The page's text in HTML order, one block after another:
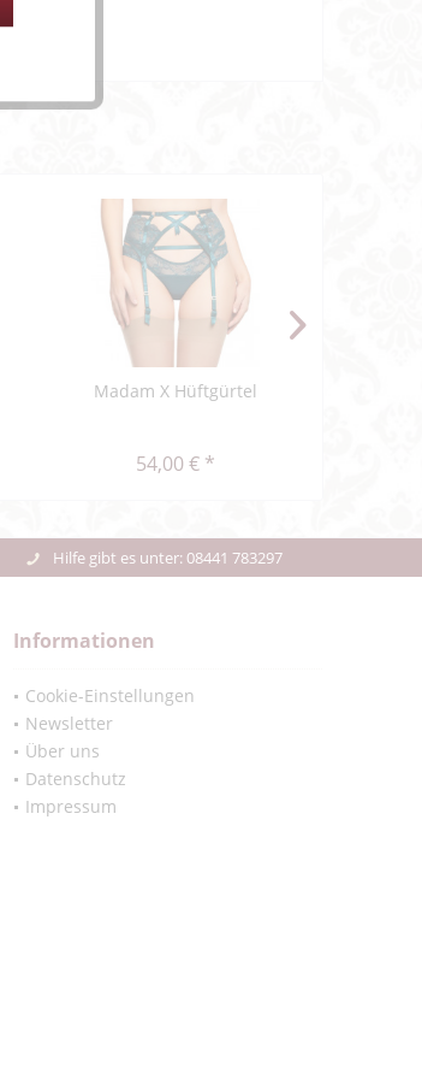
Madam X Hüftgürtel
54,00 € *
Hilfe gibt es unter: 08441 783297
Informationen
Cookie-Einstellungen
Newsletter
Über uns
Datenschutz
Impressum